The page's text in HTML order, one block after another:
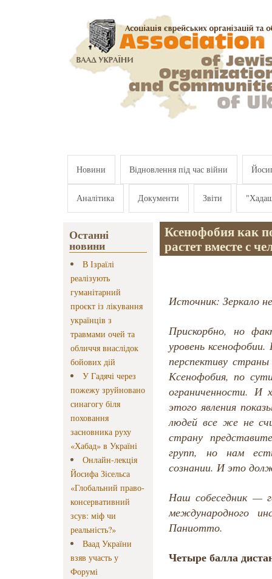
Новини Відновлення під час війни
Аналітика Документи Звіти
Останні
новини
В Ізраїлі
реалізують
гуманітарний
проєкт із лікування
українців з
травмами очей та
обличчя внаслідок
бойових дій
У Гадячі через
пожежу зруйновано
синагогу біля
поховання
засновника руху
«Хабад» в Україні
Онлайн-лекція
Йосифа Зісельса
«Глобальний право-
консервативний
зсув: міф чи
реальність?»
Ваад України
взяв участь у
Форумі
Ксенофобия как
растет вместе с
Источник: Зеркало
Прискорбно, но
уровень
перспективу
Ксенофобия, по
ограниченности. И
этого явления
людей все же не
страну
групп, но нам
сознании. И это
Наш собеседник —
международного
Паниотто.
Четыре балла